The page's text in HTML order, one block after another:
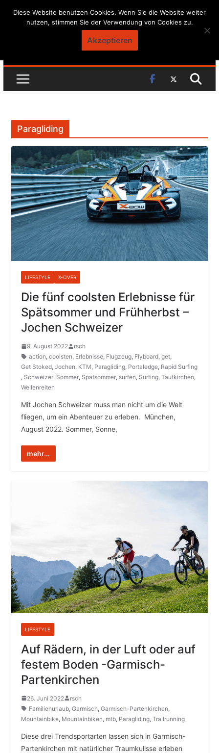
Skip
Paragliding
LIFESTYLE X-OVER
Die fünf coolsten Erlebnisse für
Spätsommer und Frühherbst –
Jochen Schweizer
9. August 2022
rsch
action, coolsten, Erlebnisse, Flugzeug, Flyboard, get,
Get Stoked, Jochen, KTM, Paragliding, Portaledge, Rapid Surfing
, Schweizer, Sommer, Spätsommer, surfen, Surfing, Taufkirchen,
Wellenreiten
Mit Jochen Schweizer muss man nicht um die Welt
fliegen, um ein Abenteuer zu erleben. München,
August 2022. Sommer, Sonne,
mehr...
LIFESTYLE
Auf Rädern, in der Luft oder auf
festem Boden -Garmisch-
Partenkirchen
26. Juni 2022
rsch
Familienurlaub, Garmisch, Garmisch-Partenkirchen,
Mountainbike, Mountainbiken, mtb, Paragliding, Trailrunning
Diese drei Trendsportarten lassen sich in Garmisch-
Partenkirchen mit natürlicher Traumkulisse erleben
Diese Website benutzen Cookies. Wenn Sie die Website weiter
nutzen, stimmen Sie der Verwendung von Cookies zu.
Akzeptieren